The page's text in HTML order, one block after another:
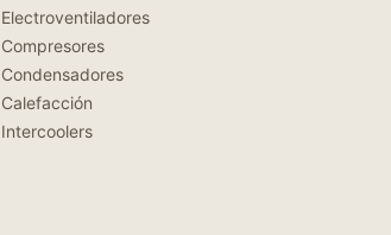
Electroventiladores
Compresores
Condensadores
Calefacción
Intercoolers